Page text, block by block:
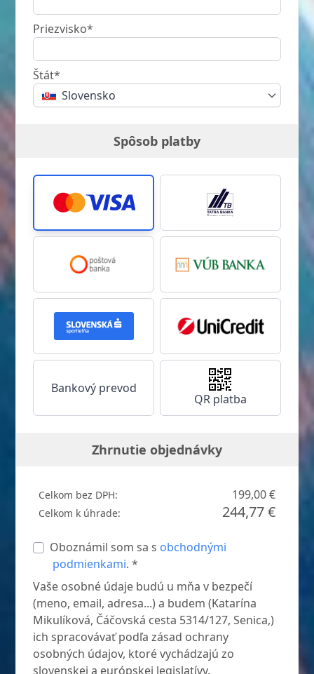
Priezvisko*
Štát*
Slovensko
Spôsob platby
Bankový prevod
QR platba
Zhrnutie objednávky
Celkom bez DPH: 199,00 €
Celkom k úhrade: 244,77 €
Oboznámil som sa s obchodnými
podmienkami. *
Vaše osobné údaje budú u mňa v bezpečí
(meno, email, adresa...) a budem (Katarína
Mikulíková, Čáčovská cesta 5314/127, Senica,)
ich spracovávať podľa zásad ochrany
osobných údajov, ktoré vychádzajú zo
slovenskej a európskej legislatívy.